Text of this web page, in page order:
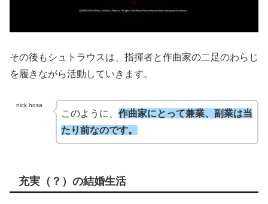
その後もシュトラウスは、指揮者と作曲家の二足のわらじ
を履きながら活動していきます。
nick hosa
このように、 作曲家にとって兼業、副業は当
たり前なのです。
充実（？）の結婚生活